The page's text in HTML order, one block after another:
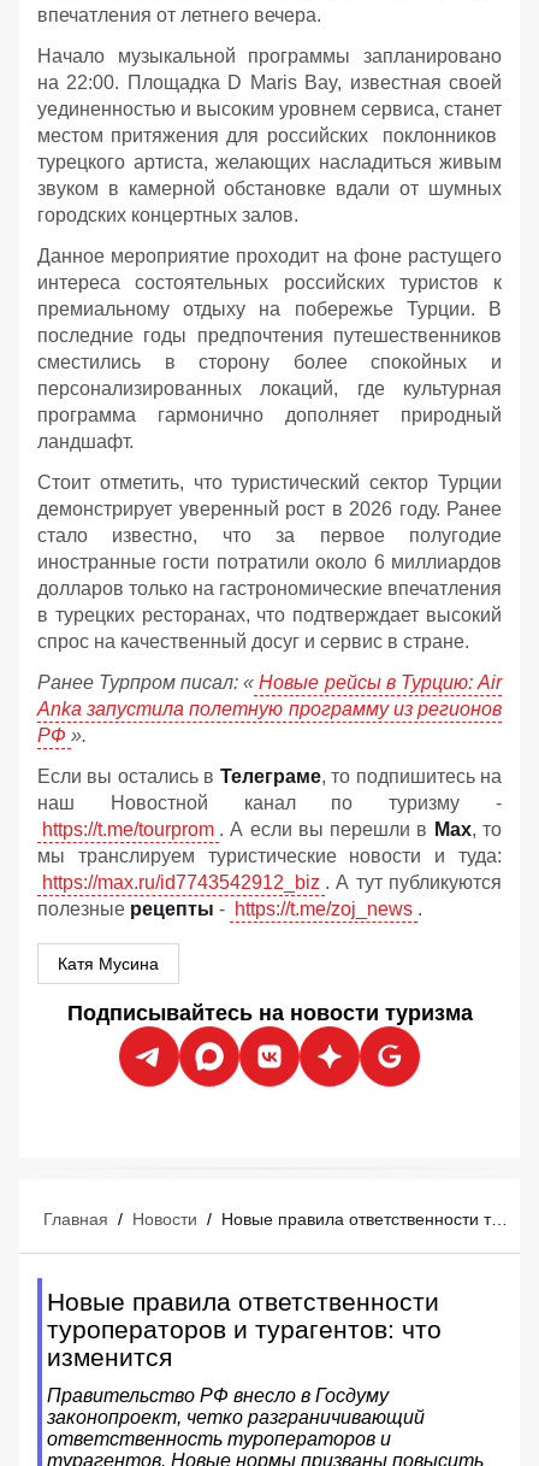
впечатления от летнего вечера.
Начало музыкальной программы запланировано
на 22:00. Площадка D Maris Bay, известная своей
уединенностью и высоким уровнем сервиса, станет
местом притяжения для российских поклонников
турецкого артиста, желающих насладиться живым
звуком в камерной обстановке вдали от шумных
городских концертных залов.
Данное мероприятие проходит на фоне растущего
интереса состоятельных российских туристов к
премиальному отдыху на побережье Турции. В
последние годы предпочтения путешественников
сместились в сторону более спокойных и
персонализированных локаций, где культурная
программа гармонично дополняет природный
ландшафт.
Стоит отметить, что туристический сектор Турции
демонстрирует уверенный рост в 2026 году. Ранее
стало известно, что за первое полугодие
иностранные гости потратили около 6 миллиардов
долларов только на гастрономические впечатления
в турецких ресторанах, что подтверждает высокий
спрос на качественный досуг и сервис в стране.
Ранее Турпром писал: « Новые рейсы в Турцию: Air
Anka запустила полетную программу из регионов
РФ ».
Если вы остались в Телеграме, то подпишитесь на
наш Новостной канал по туризму -
https://t.me/tourprom . А если вы перешли в Мах, то
мы транслируем туристические новости и туда:
https://max.ru/id7743542912_biz . А тут публикуются
полезные рецепты - https://t.me/zoj_news .
Катя Мусина
Подписывайтесь на новости туризма
Главная / Новости / Новые правила ответственности туроператоров и турагентов: что изменится
Новые правила ответственности
туроператоров и турагентов: что
изменится
Правительство РФ внесло в Госдуму
законопроект, четко разграничивающий
ответственность туроператоров и
турагентов. Новые нормы призваны повысить